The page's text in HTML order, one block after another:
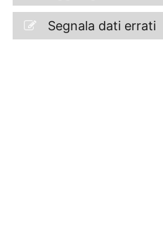
Segnala dati errati